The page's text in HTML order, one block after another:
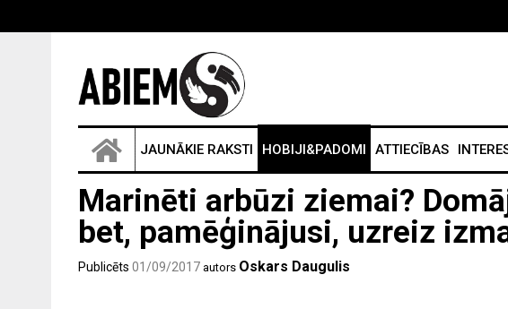
JAUNĀKIE RAKSTI HOBIJI&PADOMI ATTIECĪBAS
Marinēti arbūzi ziemai?
bet, pamēģinājusi, uzreiz
Publicēts 01/09/2017 autors Oskars Daugulis